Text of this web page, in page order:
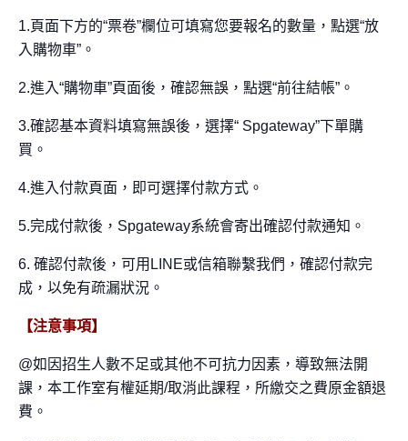
1.頁面下方的“票卷”欄位可填寫您要報名的數量，點選“放
入購物車”。
2.進入“購物車”頁面後，確認無誤，點選“前往結帳”。
3.確認基本資料填寫無誤後，選擇“ Spgateway”下單購
買。
4.進入付款頁面，即可選擇付款方式。
5.完成付款後，Spgateway系統會寄出確認付款通知。
6. 確認付款後，可用LINE或信箱聯繫我們，確認付​​款完
成，以免有疏漏狀況。
【注意事項】
@如因招生人數不足或其他不可抗力因素，導致無法開
課，本工作室有權延期/取消此課程，所繳交之費原金額退
費。